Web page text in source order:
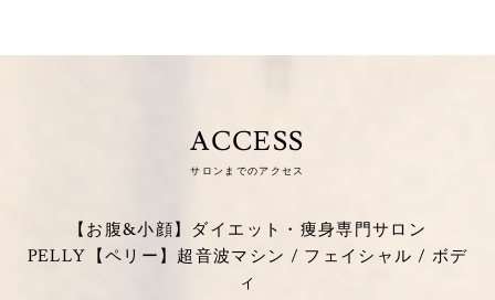
ACCESS
サロンまでのアクセス
【お腹&小顔】ダイエット・痩身専門サロン
PELLY【ペリー】超音波マシン / フェイシャル / ボデ
ィ